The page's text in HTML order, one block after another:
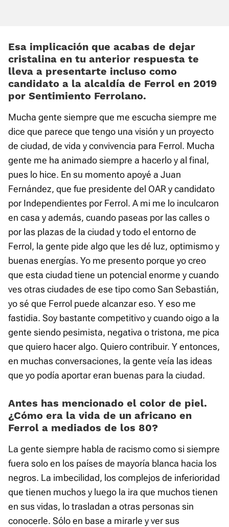
Esa implicación que acabas de dejar
cristalina en tu anterior respuesta te
lleva a presentarte incluso como
candidato a la alcaldía de Ferrol en 2019
por Sentimiento Ferrolano.
Mucha gente siempre que me escucha siempre me
dice que parece que tengo una visión y un proyecto
de ciudad, de vida y convivencia para Ferrol. Mucha
gente me ha animado siempre a hacerlo y al final,
pues lo hice. En su momento apoyé a Juan
Fernández, que fue presidente del OAR y candidato
por Independientes por Ferrol. A mi me lo inculcaron
en casa y además, cuando paseas por las calles o
por las plazas de la ciudad y todo el entorno de
Ferrol, la gente pide algo que les dé luz, optimismo y
buenas energías. Yo me presento porque yo creo
que esta ciudad tiene un potencial enorme y cuando
ves otras ciudades de ese tipo como San Sebastián,
yo sé que Ferrol puede alcanzar eso. Y eso me
fastidia. Soy bastante competitivo y cuando oigo a la
gente siendo pesimista, negativa o tristona, me pica
que quiero hacer algo. Quiero contribuir. Y entonces,
en muchas conversaciones, la gente veía las ideas
que yo podía aportar eran buenas para la ciudad.
Antes has mencionado el color de piel.
¿Cómo era la vida de un africano en
Ferrol a mediados de los 80?
La gente siempre habla de racismo como si siempre
fuera solo en los países de mayoría blanca hacia los
negros. La imbecilidad, los complejos de inferioridad
que tienen muchos y luego la ira que muchos tienen
en sus vidas, lo trasladan a otras personas sin
conocerle. Sólo en base a mirarle y ver sus